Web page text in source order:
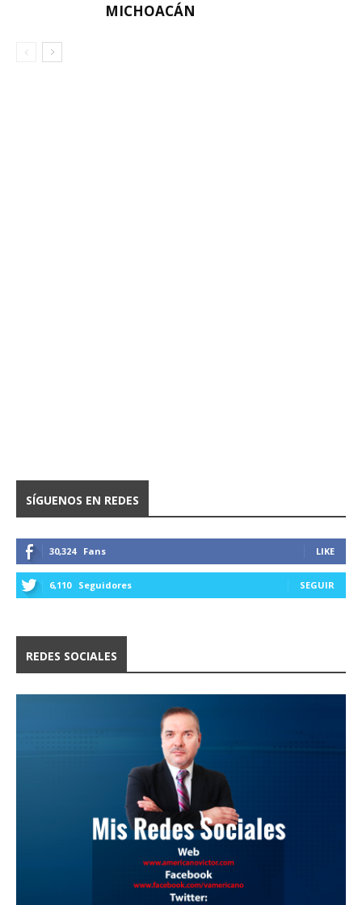
MICHOACÁN
SÍGUENOS EN REDES
30,324 Fans LIKE
6,110 Seguidores SEGUIR
REDES SOCIALES